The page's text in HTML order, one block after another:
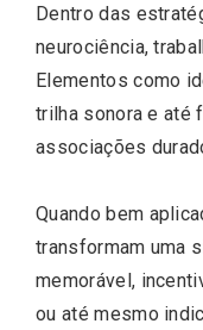
Dentro das
neurociência,
Elementos como
trilha sonora e até
associações
Quando bem
transformam uma
memorável,
ou até mesmo